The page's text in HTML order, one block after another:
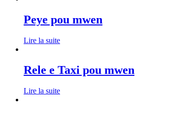
Peye pou mwen
Lire la suite
Rele e Taxi pou mwen
Lire la suite